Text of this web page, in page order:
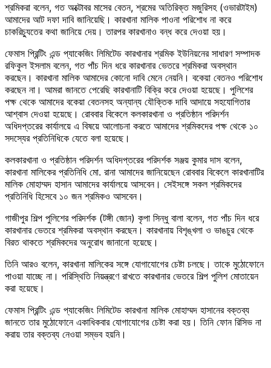
শ্রমিকরা বলেন, গত অক্টোবর মাসের বেতন, শ্রমের অতিরিক্ত মজুরিসহ (ওভারটাইম)
আমাদের আট দফা দাবি জানিয়েছি। কারখানা মালিক পাওনা পরিশোধ না করে
চাকরিচ্যুতের কথা জানিয়ে দেয়। তারপর কারখানাও বন্ধ করে দেওয়া হয়।
ফেমাস প্রিন্টিং এন্ড প্যাকেজিং লিমিটেড কারখানার শ্রমিক ইউনিয়নের সাধারণ সম্পাদক
রফিকুল ইসলাম বলেন, গত পাঁচ দিন ধরে কারখানার ভেতরে শ্রমিকরা অবস্থান
করছেন। কারখানা মালিক আমাদের কোনো দাবি মেনে নেয়নি। বকেয়া বেতনও পরিশোধ
করছেন না। আমরা জানতে পেরেছি কারখানাটি বিক্রি করে দেওয়া হয়েছে। পুলিশের
পক্ষ থেকে আমাদের বকেয়া বেতনসহ অন্যান্য যৌক্তিক দাবি আদায়ে সহযোগিতার
আশ্বাস দেওয়া হয়েছে। রোববার বিকেলে কলকারখানা ও প্রতিষ্ঠান পরিদর্শন
অধিদপ্তরের কার্যালয়ে এ বিষয়ে আলোচনা করতে আমাদের শ্রমিকদের পক্ষ থেকে ১০
সদস্যের প্রতিনিধিকে যেতে বলা হয়েছে।
কলকারখানা ও প্রতিষ্ঠান পরিদর্শন অধিদপ্তরের পরিদর্শক সঞ্জয় কুমার দাস বলেন,
কারখানা মালিকের প্রতিনিধি মো. রানা আমাদের জানিয়েছেন রোববার বিকেলে কারখানাটির
মালিক মোহাম্মদ হাসান আমাদের কার্যালয়ে আসবেন। সেইসঙ্গে সকল শ্রমিকদের
প্রতিনিধি হিসেবে ১০ জন শ্রমিকও আসবেন।
গাজীপুর শিল্প পুলিশের পরিদর্শক (টঙ্গী জোন) কৃপা সিন্ধু বালা বলেন, গত পাঁচ দিন ধরে
কারখানার ভেতরে শ্রমিকরা অবস্থান করছেন। কারখানায় বিশৃঙ্খলা ও ভাঙচুর থেকে
বিরত থাকতে শ্রমিকদের অনুরোধ জানানো হয়েছে।
তিনি আরও বলেন, কারখানা মালিকের সঙ্গে যোগাযোগের চেষ্টা চলছে। তাকে মুঠোফোনে
পাওয়া যাচ্ছে না। পরিস্থিতি নিয়ন্ত্রণে রাখতে কারখানার ভেতরে শিল্প পুলিশ মোতায়েন
করা হয়েছে।
ফেমাস প্রিন্টিং এন্ড প্যাকেজিং লিমিটেড কারখানা মালিক মোহাম্মদ হাসানের বক্তব্য
জানতে তার মুঠোফোনে একাধিকবার যোগাযোগের চেষ্টা করা হয়। তিনি ফোন রিসিভ না
করায় তার বক্তব্য নেওয়া সম্ভব হয়নি।